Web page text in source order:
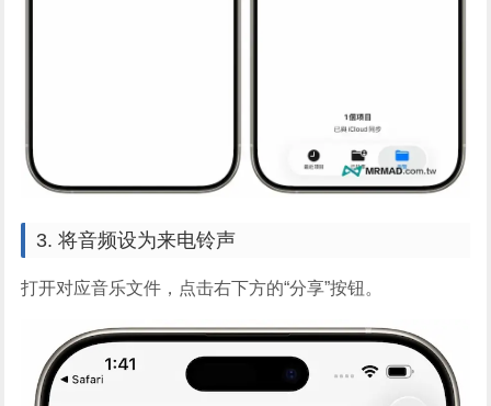
3. 将音频设为来电铃声
打开对应音乐文件，点击右下方的“分享”按钮。